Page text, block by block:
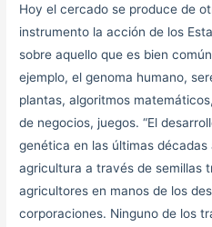
Hoy el cercado se produce de
instrumento la acción de los
sobre aquello que es bien
ejemplo, el genoma humano,
plantas, algoritmos
de negocios, juegos. “El
genética en las últimas
agricultura a través de semillas
agricultores en manos de los
corporaciones. Ninguno de los